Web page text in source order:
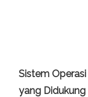
Sistem Operasi
yang Didukung